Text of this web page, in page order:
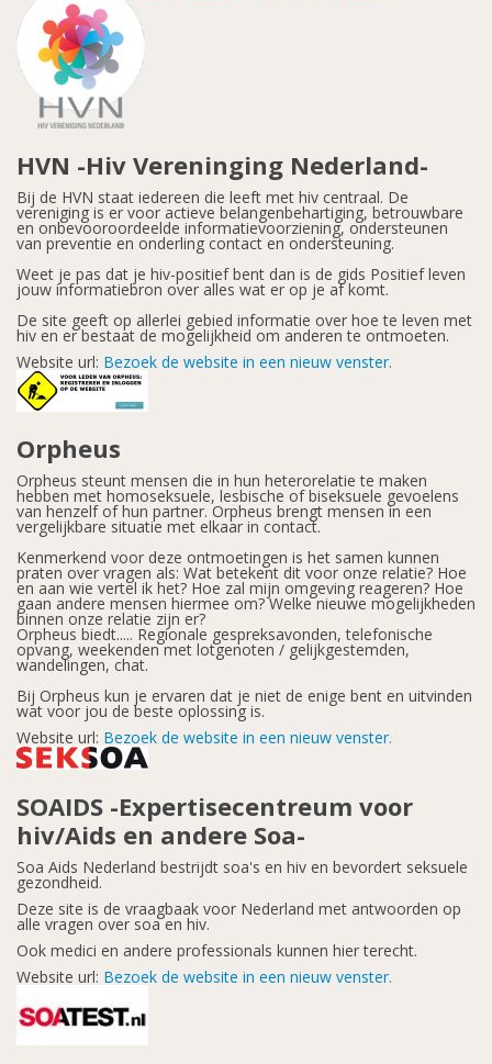
HVN -Hiv Vereninging Nederland-
Bij de HVN staat iedereen die leeft met hiv centraal. De
vereniging is er voor actieve belangenbehartiging, betrouwbare
en onbevooroordeelde informatievoorziening, ondersteunen
van preventie en onderling contact en ondersteuning.
Weet je pas dat je hiv-positief bent dan is de gids Positief leven
jouw informatiebron over alles wat er op je af komt.
De site geeft op allerlei gebied informatie over hoe te leven met
hiv en er bestaat de mogelijkheid om anderen te ontmoeten.
Website url: Bezoek de website in een nieuw venster.
Orpheus
Orpheus steunt mensen die in hun heterorelatie te maken
hebben met homoseksuele, lesbische of biseksuele gevoelens
van henzelf of hun partner. Orpheus brengt mensen in een
vergelijkbare situatie met elkaar in contact.
Kenmerkend voor deze ontmoetingen is het samen kunnen
praten over vragen als: Wat betekent dit voor onze relatie? Hoe
en aan wie vertel ik het? Hoe zal mijn omgeving reageren? Hoe
gaan andere mensen hiermee om? Welke nieuwe mogelijkheden
binnen onze relatie zijn er?
Orpheus biedt..... Regionale gespreksavonden, telefonische
opvang, weekenden met lotgenoten / gelijkgestemden,
wandelingen, chat.
Bij Orpheus kun je ervaren dat je niet de enige bent en uitvinden
wat voor jou de beste oplossing is.
Website url: Bezoek de website in een nieuw venster.
SOAIDS -Expertisecentreum voor
hiv/Aids en andere Soa-
Soa Aids Nederland bestrijdt soa's en hiv en bevordert seksuele
gezondheid.
Deze site is de vraagbaak voor Nederland met antwoorden op
alle vragen over soa en hiv.
Ook medici en andere professionals kunnen hier terecht.
Website url: Bezoek de website in een nieuw venster.